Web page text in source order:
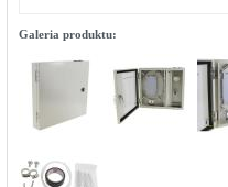
Galeria produktu: